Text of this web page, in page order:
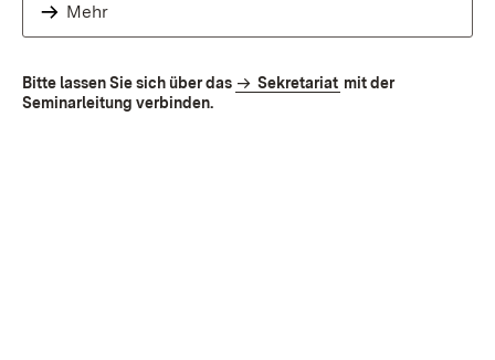
Mehr
Bitte lassen Sie sich über das Sekretariat mit der
Seminarleitung verbinden.